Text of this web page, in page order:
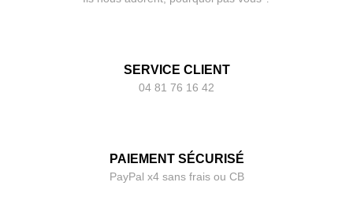
SERVICE CLIENT
04 81 76 16 42
PAIEMENT SÉCURISÉ
PayPal x4 sans frais ou CB